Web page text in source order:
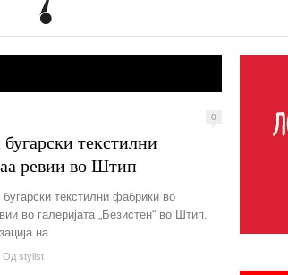
0
текстилни
ревии во Штип
текстилни фабрики во
во галеријата „Безистен“ во Штип.
на ...
Од stylist